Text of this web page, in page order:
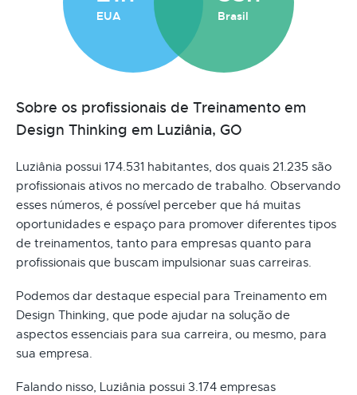
EUA Brasil
Sobre os profissionais de Treinamento em
Design Thinking em Luziânia, GO
Luziânia possui 174.531 habitantes, dos quais 21.235 são
profissionais ativos no mercado de trabalho. Observando
esses números, é possível perceber que há muitas
oportunidades e espaço para promover diferentes tipos
de treinamentos, tanto para empresas quanto para
profissionais que buscam impulsionar suas carreiras.
Podemos dar destaque especial para Treinamento em
Design Thinking, que pode ajudar na solução de
aspectos essenciais para sua carreira, ou mesmo, para
sua empresa.
Falando nisso, Luziânia possui 3.174 empresas